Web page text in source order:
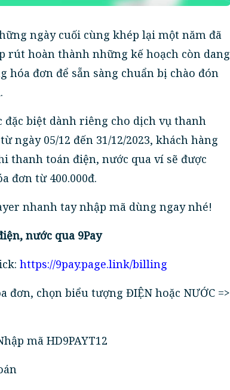
ngày cuối cùng khép lại một năm đã
rút hoàn thành những kế hoạch còn dang
hóa đơn để sẵn sàng chuẩn bị chào đón
đặc biệt dành riêng cho dịch vụ thanh
ngày 05/12 đến 31/12/2023, khách hàng
thanh toán điện, nước qua ví sẽ được
đơn từ 400.000đ.
nhanh tay nhập mã dùng ngay nhé!
nước qua 9Pay
https://9pay.page.link/billing
đơn, chọn biểu tượng ĐIỆN hoặc NƯỚC =>
mã HD9PAYT12